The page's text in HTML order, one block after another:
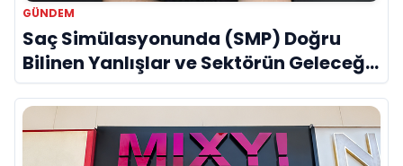
GÜNDEM
Saç Simülasyonunda (SMP) Doğru
Bilinen Yanlışlar ve Sektörün Geleceği:
Onur Akdeniz ile Özel Röportaj